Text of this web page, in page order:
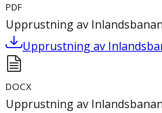
PDF
Upprustning av Inlandsbanan
Upprustning av
DOCX
Upprustning av Inlandsbanan